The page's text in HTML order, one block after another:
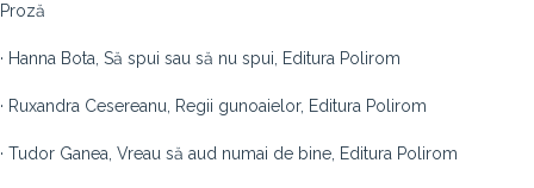
Proză
· Hanna Bota, Să spui sau să nu spui, Editura Polirom
· Ruxandra Cesereanu, Regii gunoaielor, Editura Polirom
· Tudor Ganea, Vreau să aud numai de bine, Editura Polirom